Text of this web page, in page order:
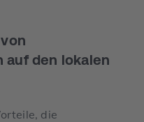
auf den lokalen
die